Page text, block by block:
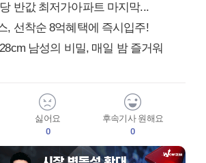
반값 최저가아파트 마지막...
, 선착순 8억혜택에 즉시입주!
남성의 비밀, 매일 밤 즐거워
싫어요
0
후속기사 원해요
0